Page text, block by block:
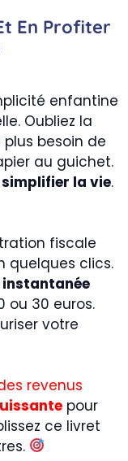
En Profiter
enfantine
Oubliez la
plus besoin de
au guichet.
la vie.
fiscale
quelques clics.
instantanée
ou 30 euros.
votre
revenus
pour
ce livret